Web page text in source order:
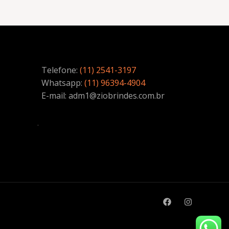
Telefone: (11) 2541-3197
Whatsapp: (11) 96394-4904
E-mail: adm1@ziobrindes.com.br
.